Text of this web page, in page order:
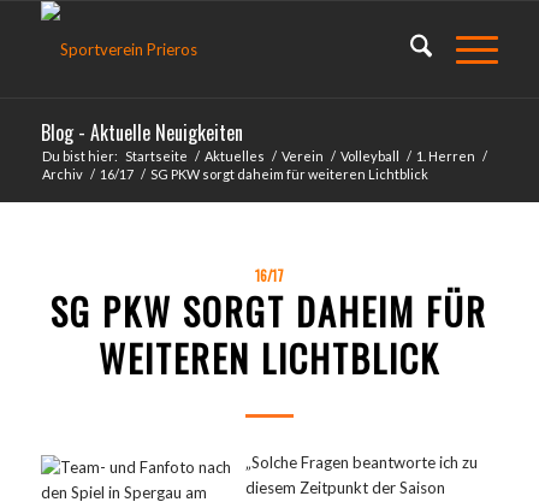
Blog - Aktuelle Neuigkeiten
Du bist hier: Startseite / Aktuelles / Verein / Volleyball / 1. Herren /
Archiv / 16/17 / SG PKW sorgt daheim für weiteren Lichtblick
16/17
SG PKW SORGT DAHEIM FÜR
WEITEREN LICHTBLICK
„Solche Fragen beantworte ich zu
diesem Zeitpunkt der Saison